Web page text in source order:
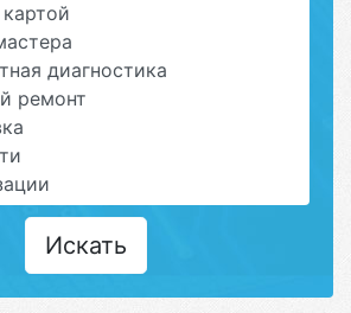
диагностика
ремонт
Искать